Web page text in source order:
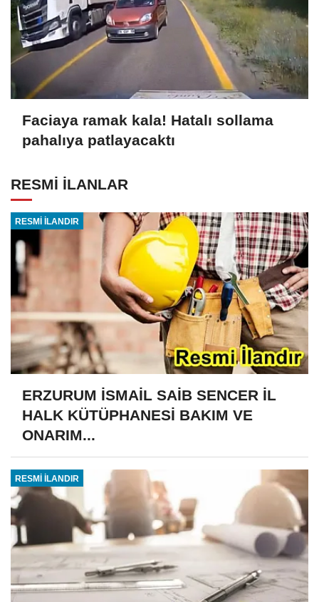
Faciaya ramak kala! Hatalı sollama
pahalıya patlayacaktı
RESMİ İLANLAR
RESMİ İLANDIR
ERZURUM İSMAİL SAİB SENCER İL
HALK KÜTÜPHANESİ BAKIM VE
ONARIM...
RESMİ İLANDIR